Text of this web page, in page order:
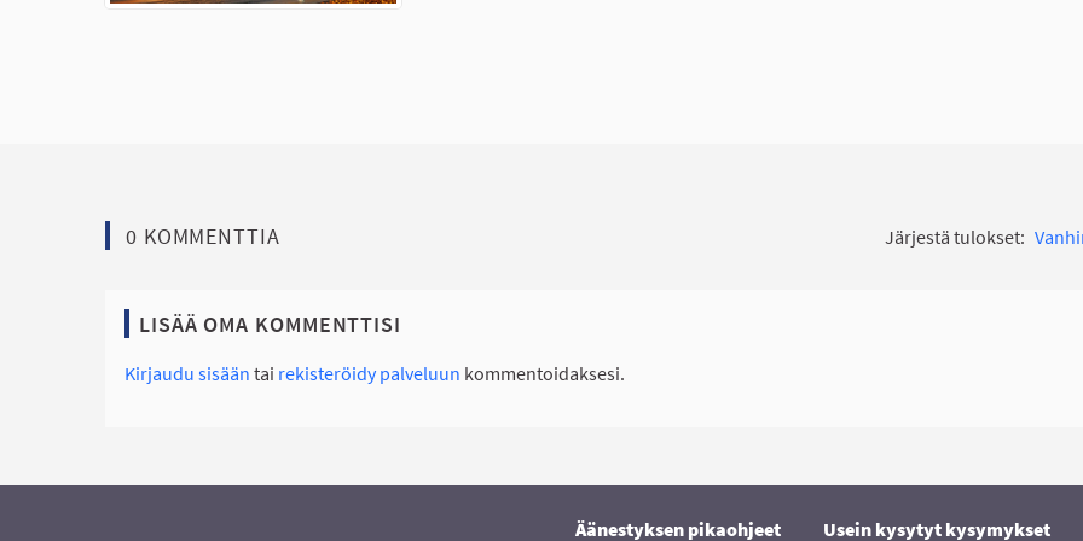
0 KOMMENTTIA Järjestä tulokset:
LISÄÄ OMA KOMMENTTISI
Kirjaudu sisään tai rekisteröidy palveluun kommentoidaksesi.
Äänestyksen pikaohjeet Usein kysytyt kysymykset